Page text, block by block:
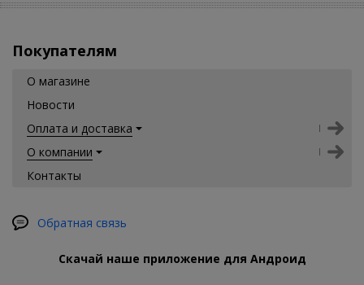
Покупателям
О магазине
Новости
Оплата и доставка
О компании
Контакты
Обратная связь
Скачай наше приложение для Андроид